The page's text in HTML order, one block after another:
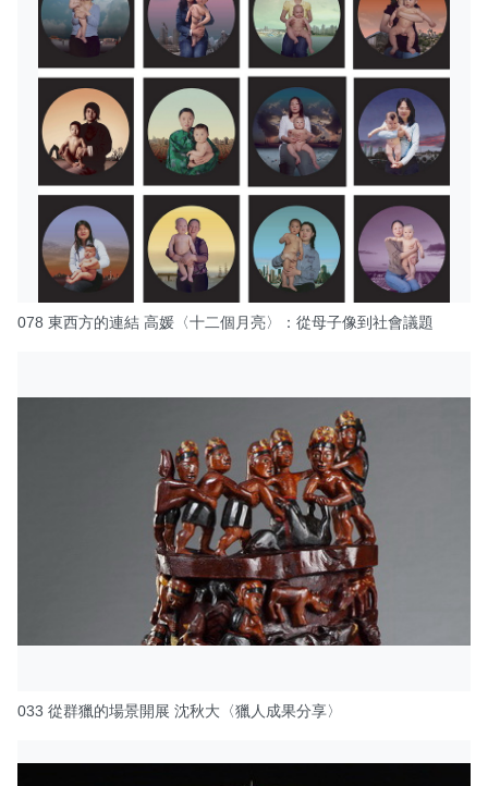
078 東西方的連結 高媛〈十二個月亮〉：從母子像到社會議題
033 從群獵的場景開展 沈秋大〈獵人成果分享〉